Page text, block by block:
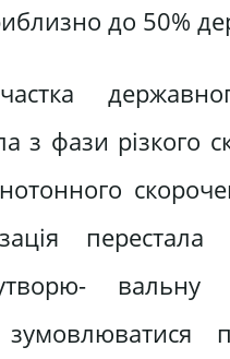
до 50%
з фази різкого
перестала